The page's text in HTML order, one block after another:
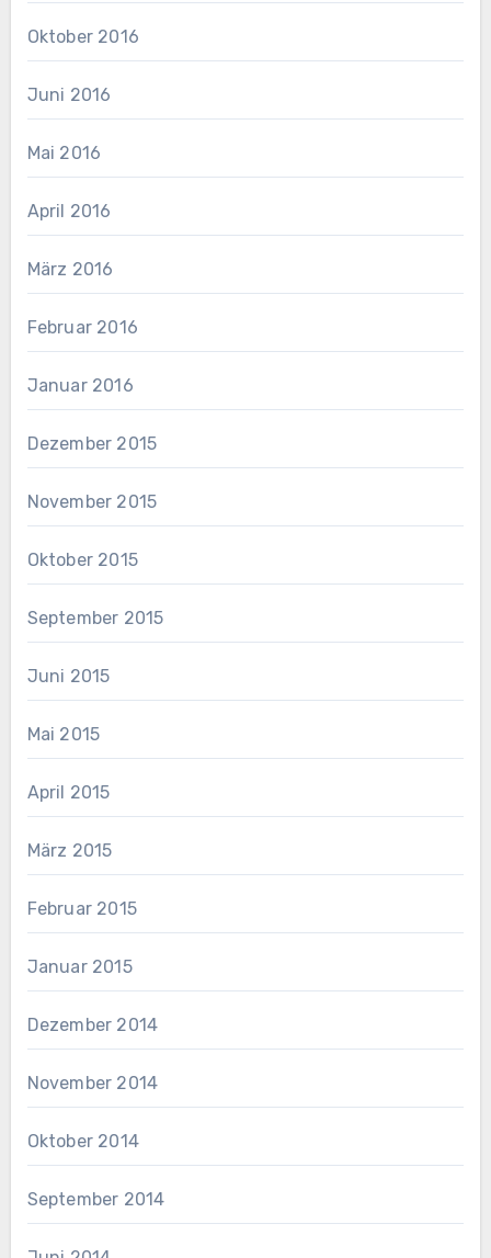
Oktober 2016
Juni 2016
Mai 2016
April 2016
März 2016
Februar 2016
Januar 2016
Dezember 2015
November 2015
Oktober 2015
September 2015
Juni 2015
Mai 2015
April 2015
März 2015
Februar 2015
Januar 2015
Dezember 2014
November 2014
Oktober 2014
September 2014